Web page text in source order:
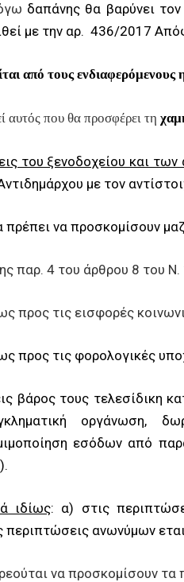
δαπάνης θα βαρύνει τον
με την αρ. 436/2017
από τους
αυτός που θα προσφέρει τη
του ξενοδοχείου και
με τον
πρέπει να προσκομίσουν
παρ. 4 του άρθρου 8 του
προς τις εισφορές
ως προς τις φορολογικές
βάρος τους
οργάνωση,
εσόδων από
ιδίως: α) στις
περιπτώσεις ανωνύμων
να προσκομίσουν